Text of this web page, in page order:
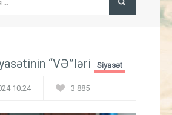
İqtisadiyyat
“VƏ”ləri Siyasət
10:24 3 885